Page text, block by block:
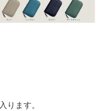
入ります。